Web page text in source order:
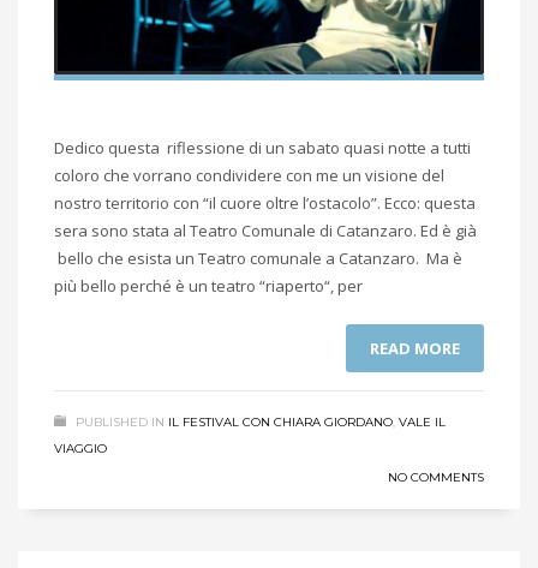
Dedico questa riflessione di un sabato quasi notte a tutti
coloro che vorrano condividere con me un visione del
nostro territorio con “il cuore oltre l’ostacolo”. Ecco: questa
sera sono stata al Teatro Comunale di Catanzaro. Ed è già
bello che esista un Teatro comunale a Catanzaro. Ma è
più bello perché è un teatro “riaperto“, per
READ MORE
PUBLISHED IN IL FESTIVAL CON CHIARA GIORDANO, VALE IL
VIAGGIO
NO COMMENTS